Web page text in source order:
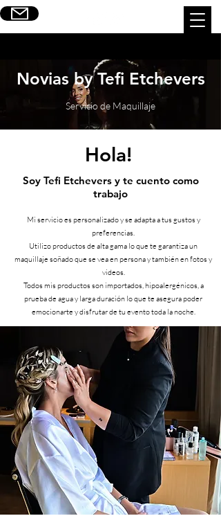
Novias by Tefi Etchevers
Servicio de Maquillaje
Hola!
Soy Tefi Etchevers y te cuento como
trabajo
Mi servicio es personalizado y se adapta a tus gustos y
preferencias.
Utilizo productos de alta gama lo que te garantiza un
maquillaje soñado que se vea en persona y también en fotos y
videos.
Todos mis productos son importados, hipoalergénicos, a
prueba de agua y larga duración lo que te asegura poder
emocionarte y disfrutar de tu evento toda la noche.